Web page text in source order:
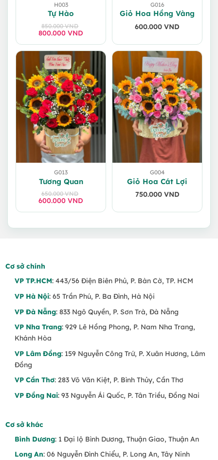
H003
Tự Hào
850.000VND
Giá
850.000 VND.
800.000 VND
Giá
là:
800.000 VND.
G016
Giỏ Hoa Hồng Vàng
600.000 VND
G013
Tương Quan
650.000VND
Giá
600.000 VND
Giá
G004
Giỏ Hoa Cát Lợi
750.000 VND
Cơ sở chính
VP TP.HCM: 443/56 Điện Biên Phủ, P. Bàn Cờ, TP. HCM
VP Hà Nội: 65 Trần Phú, P. Ba Đình, Hà Nội
VP Đà Nẵng: 833 Ngô Quyền, P. Sơn Trà, Đà Nẵng
VP Nha Trang: 929 Lê Hồng Phong, P. Nam Nha Trang,
Khánh Hòa
VP Lâm Đồng: 159 Nguyễn Công Trứ, P. Xuân Hương, Lâm
Đồng
VP Cần Thơ: 283 Võ Văn Kiệt, P. Bình Thủy, Cần Thơ
VP Đồng Nai: 93 Nguyễn Ái Quốc, P. Tân Triều, Đồng Nai
Cơ sở khác
Bình Dương: 1 Đại lộ Bình Dương, Thuận Giao, Thuận An
Long An: 06 Nguyễn Đình Chiểu, P. Long An, Tây Ninh